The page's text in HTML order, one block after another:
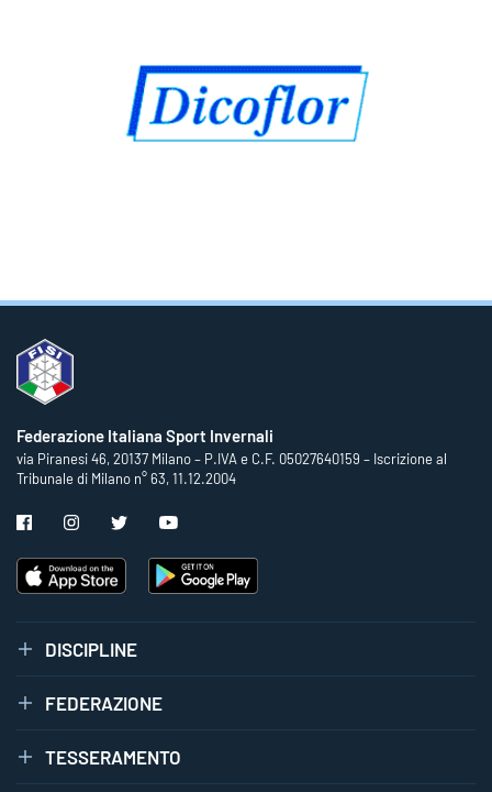
Federazione Italiana Sport Invernali
via Piranesi 46, 20137 Milano – P.IVA e C.F. 05027640159 – Iscrizione al
Tribunale di Milano n° 63, 11.12.2004
DISCIPLINE
FEDERAZIONE
TESSERAMENTO